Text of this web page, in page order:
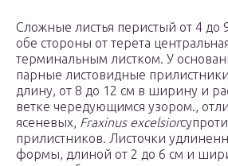
Сложные листья перистый от 4 до
обе стороны от терета
терминальным листком. У
парные листовидные
длину, от 8 до 12 см в ширину и
ветке чередующимся узором.,
ясеневых, Fraxinus excelsior
прилистников. Листочки
формы, длиной от 2 до 6 см и